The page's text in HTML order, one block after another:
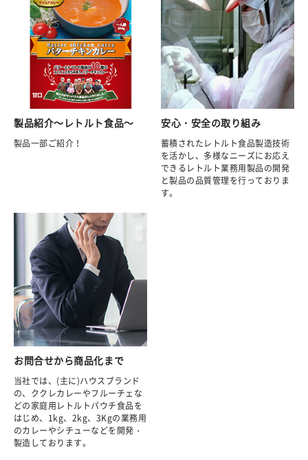
製品紹介～レトルト食品～
製品一部ご紹介！
安心・安全の取り組み
蓄積されたレトルト食品製造技術
を活かし、多様なニーズにお応え
できるレトルト業務用製品の開発
と製品の品質管理を行っておりま
す。
お問合せから商品化まで
当社では、(主に)ハウスブランド
の、ククレカレーやフルーチェな
どの家庭用レトルトパウチ食品を
はじめ、1kg、2kg、3Kgの業務用
のカレーやシチューなどを開発・
製造しております。